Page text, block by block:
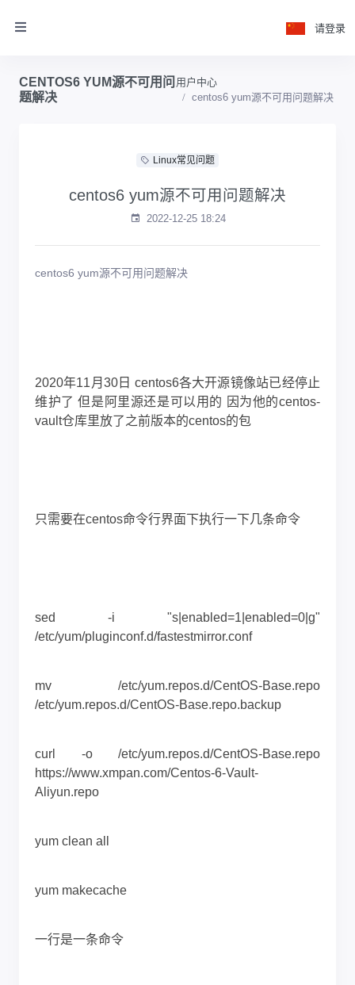
请登录
CENTOS6 YUM源不可用问
题解决
用户中心
centos6 yum源不可用问题解决
Linux常见问题
centos6 yum源不可用问题解决
2022-12-25 18:24
centos6 yum源不可用问题解决
2020年11月30日 centos6各大开源镜像站已经停止
维护了 但是阿里源还是可以用的 因为他的centos-
vault仓库里放了之前版本的centos的包
只需要在centos命令行界面下执行一下几条命令
sed -i "s|enabled=1|enabled=0|g"
/etc/yum/pluginconf.d/fastestmirror.conf
mv /etc/yum.repos.d/CentOS-Base.repo
/etc/yum.repos.d/CentOS-Base.repo.backup
curl -o /etc/yum.repos.d/CentOS-Base.repo
https://www.xmpan.com/Centos-6-Vault-
Aliyun.repo
yum clean all
yum makecache
一行是一条命令